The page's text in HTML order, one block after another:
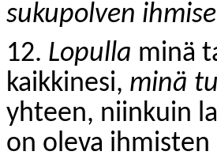
sukupolven
12. Lopulla minä
kaikkinesi, minä
yhteen, niinkuin
on oleva ihmisten